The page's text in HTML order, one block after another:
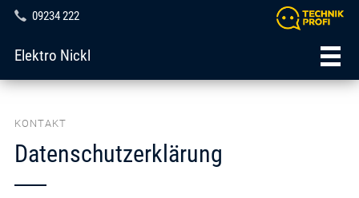
09234 222
Elektro Nickl
KONTAKT
Datenschutzerklärung